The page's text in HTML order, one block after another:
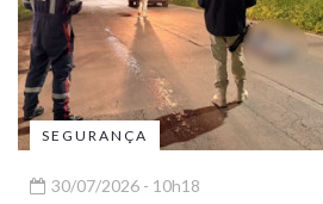
SEGURANÇA
30/07/2026 - 10h18